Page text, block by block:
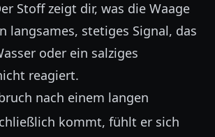
Stoff zeigt dir, was die Waage
langsames, stetiges Signal, das
oder ein salziges
reagiert.
nach einem langen
kommt, fühlt er sich